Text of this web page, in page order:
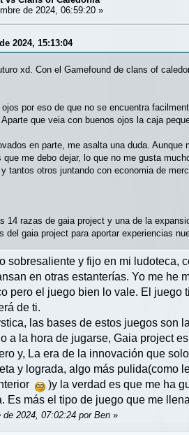
de 2024, 06:59:20 »
2024, 15:13:04
xd. Con el Gamefound de clans of
por eso de que no se encuentra
que veia con buenos ojos la caja
en parte, me asalta una duda.
me debo dejar, lo que no me gusta
tantos otros juntando con economia de
14 razas de gaia project y una de la
del gaia project para aportar experiencias
sobresaliente y fijo en mi ludoteca,
en otras estanterías. Yo me he
pero el juego bien lo vale. El
de ti.
las bases de estos juegos son
a la hora de jugarse, Gaia project
y, La era de la innovación que
y lograda, algo más pulida(como
)y la verdad es que me ha
Es más el tipo de juego que me
2024, 07:02:24 por Ben »